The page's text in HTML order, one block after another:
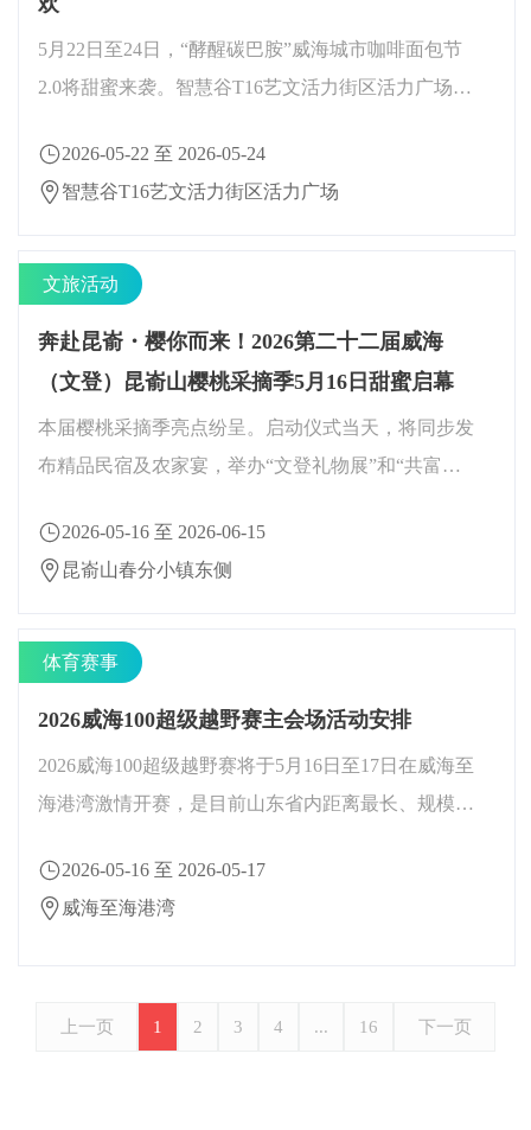
5月22日至24日，“酵醒碳巴胺”威海城市咖啡面包节
2.0将甜蜜来袭。智慧谷T16艺文活力街区活力广场
站式解锁为期三天的碳水狂欢。
2026-05-22 至 2026-05-24
智慧谷T16艺文活力街区活力广场
文旅活动
奔赴昆嵛・樱你而来！2026第二十二届威海
（文登）昆嵛山樱桃采摘季5月16日甜蜜启幕
本届樱桃采摘季亮点纷呈。启动仪式当天，将同步发
布精品民宿及农家宴，举办“文登礼物展”和“共富集
2026-05-16 至 2026-06-15
昆嵛山春分小镇东侧
体育赛事
2026威海100超级越野赛主会场活动安排
2026威海100超级越野赛将于5月16日至17日在威海至
海港湾激情开赛，是目前山东省内距离最长、规模最
2026-05-16 至 2026-05-17
威海至海港湾
上一页 1 2 3 4 ... 16 下一页